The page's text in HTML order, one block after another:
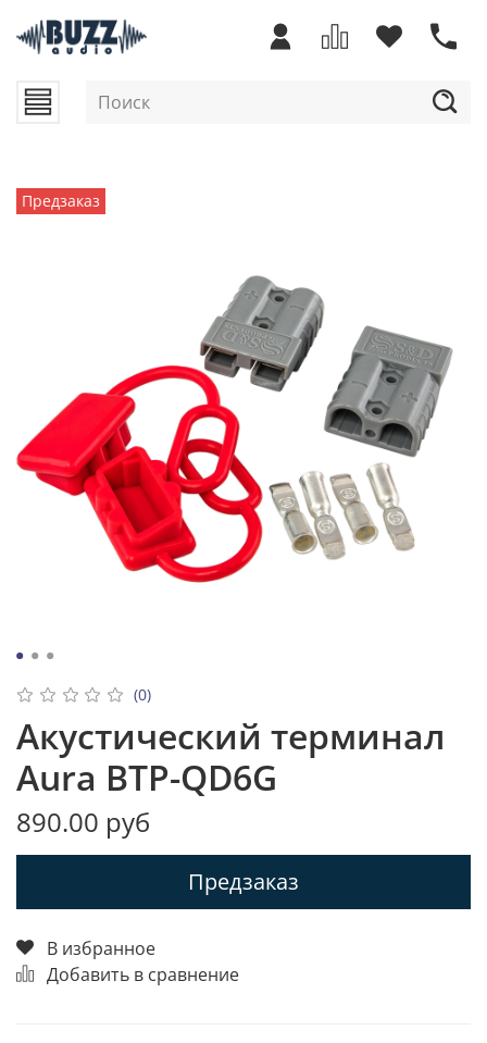
Предзаказ
(0)
Акустический терминал
Aura BTP-QD6G
890.00 руб
Предзаказ
В избранное
Добавить в сравнение